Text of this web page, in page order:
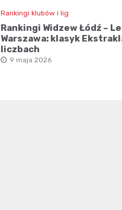
Rankingi klubów i lig
Rankingi Widzew Łódź –
Warszawa: klasyk
liczbach
9 maja 2026